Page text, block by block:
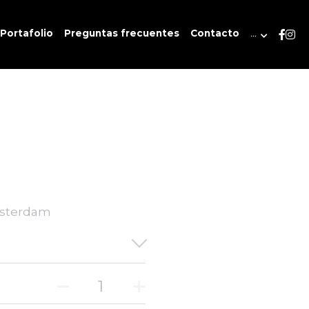
Portafolio Preguntas frecuentes Contacto …